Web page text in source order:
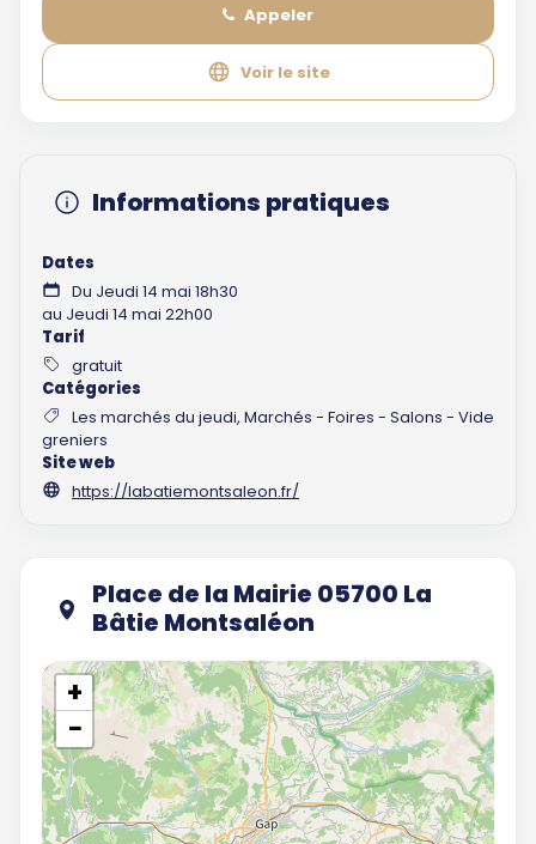
Appeler
Voir le site
Informations pratiques
Dates
Du Jeudi 14 mai 18h30
au Jeudi 14 mai 22h00
Tarif
gratuit
Catégories
Les marchés du jeudi, Marchés - Foires - Salons - Vide
greniers
Site web
https://labatiemontsaleon.fr/
Place de la Mairie 05700 La
Bâtie Montsaléon
+
−